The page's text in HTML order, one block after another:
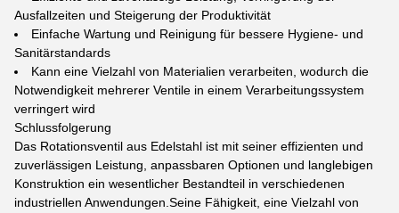
Ausfallzeiten und Steigerung der Produktivität
Einfache Wartung und Reinigung für bessere Hygiene- und
Sanitärstandards
Kann eine Vielzahl von Materialien verarbeiten, wodurch die
Notwendigkeit mehrerer Ventile in einem Verarbeitungssystem
verringert wird
Schlussfolgerung
Das Rotationsventil aus Edelstahl ist mit seiner effizienten und
zuverlässigen Leistung, anpassbaren Optionen und langlebigen
Konstruktion ein wesentlicher Bestandteil in verschiedenen
industriellen Anwendungen.Seine Fähigkeit, eine Vielzahl von